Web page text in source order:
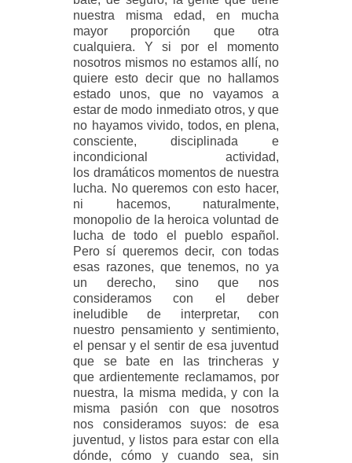
nuestra misma edad, en mucha
mayor proporción que otra
cualquiera. Y si por el momento
nosotros mismos no estamos allí, no
quiere esto decir que no hallamos
estado unos, que no vayamos a
estar de modo inmediato otros, y que
no hayamos vivido, todos, en plena,
consciente, disciplinada e
incondicional actividad,
los dramáticos momentos de nuestra
lucha. No queremos con esto hacer,
ni hacemos, naturalmente,
monopolio de la heroica voluntad de
lucha de todo el pueblo español.
Pero sí queremos decir, con todas
esas razones, que tenemos, no ya
un derecho, sino que nos
consideramos con el deber
ineludible de interpretar, con
nuestro pensamiento y sentimiento,
el pensar y el sentir de esa juventud
que se bate en las trincheras y
que ardientemente reclamamos, por
nuestra, la misma medida, y con la
misma pasión con que nosotros
nos consideramos suyos: de esa
juventud, y listos para estar con ella
dónde, cómo y cuando sea, sin